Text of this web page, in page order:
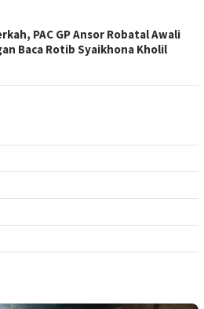
PAC GP Ansor Robatal Awali
Baca Rotib Syaikhona Kholil